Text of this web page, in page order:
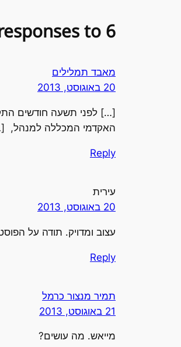
6 responses to “ישראבלוף: על רפורמות במערכת החינוך”
מאבד תמלילים
20 באוגוסט, 2013
[…] לפני תשעה חודשים
האקדמי המכללה למנהל,
Reply
עירית
20 באוגוסט, 2013
עצוב ומדויק. תודה על
Reply
תמיר מנצור כרמל
21 באוגוסט, 2013
מייאש. מה עושים?